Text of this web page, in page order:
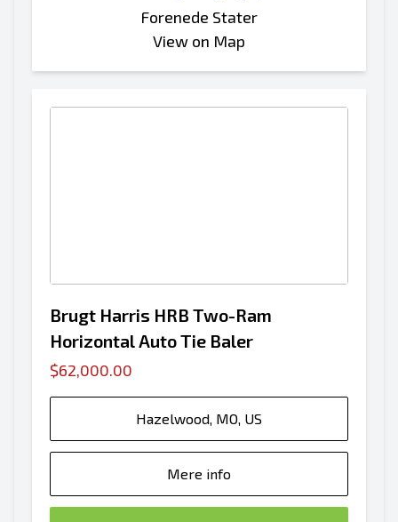
Forenede Stater
View on Map
Brugt Harris HRB Two-Ram
Horizontal Auto Tie Baler
$62,000.00
Hazelwood, MO, US
Mere info